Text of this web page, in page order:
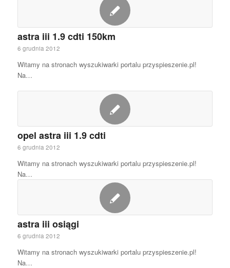
astra iii 1.9 cdti 150km
6 grudnia 2012
Witamy na stronach wyszukiwarki portalu przyspieszenie.pl!
Na…
opel astra iii 1.9 cdti
6 grudnia 2012
Witamy na stronach wyszukiwarki portalu przyspieszenie.pl!
Na…
astra iii osiągi
6 grudnia 2012
Witamy na stronach wyszukiwarki portalu przyspieszenie.pl!
Na…